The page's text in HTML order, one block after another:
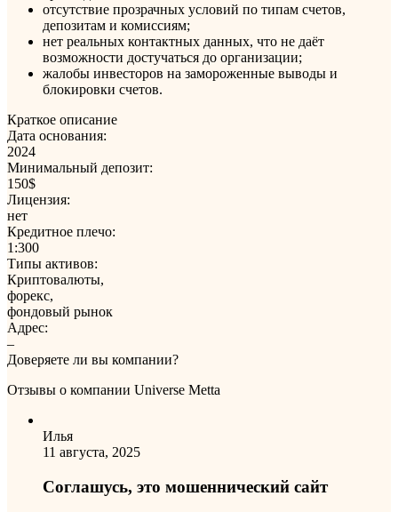
отсутствие прозрачных условий по типам счетов,
депозитам и комиссиям;
нет реальных контактных данных, что не даёт
возможности достучаться до организации;
жалобы инвесторов на замороженные выводы и
блокировки счетов.
Краткое описание
Дата основания:
2024
Минимальный депозит:
150$
Лицензия:
нет
Кредитное плечо:
1:300
Типы активов:
Криптовалюты,
форекс,
фондовый рынок
Адрес:
–
Доверяете ли вы компании?
Отзывы о компании Universe Metta
Илья
11 августа, 2025
Соглашусь, это мошеннический сайт